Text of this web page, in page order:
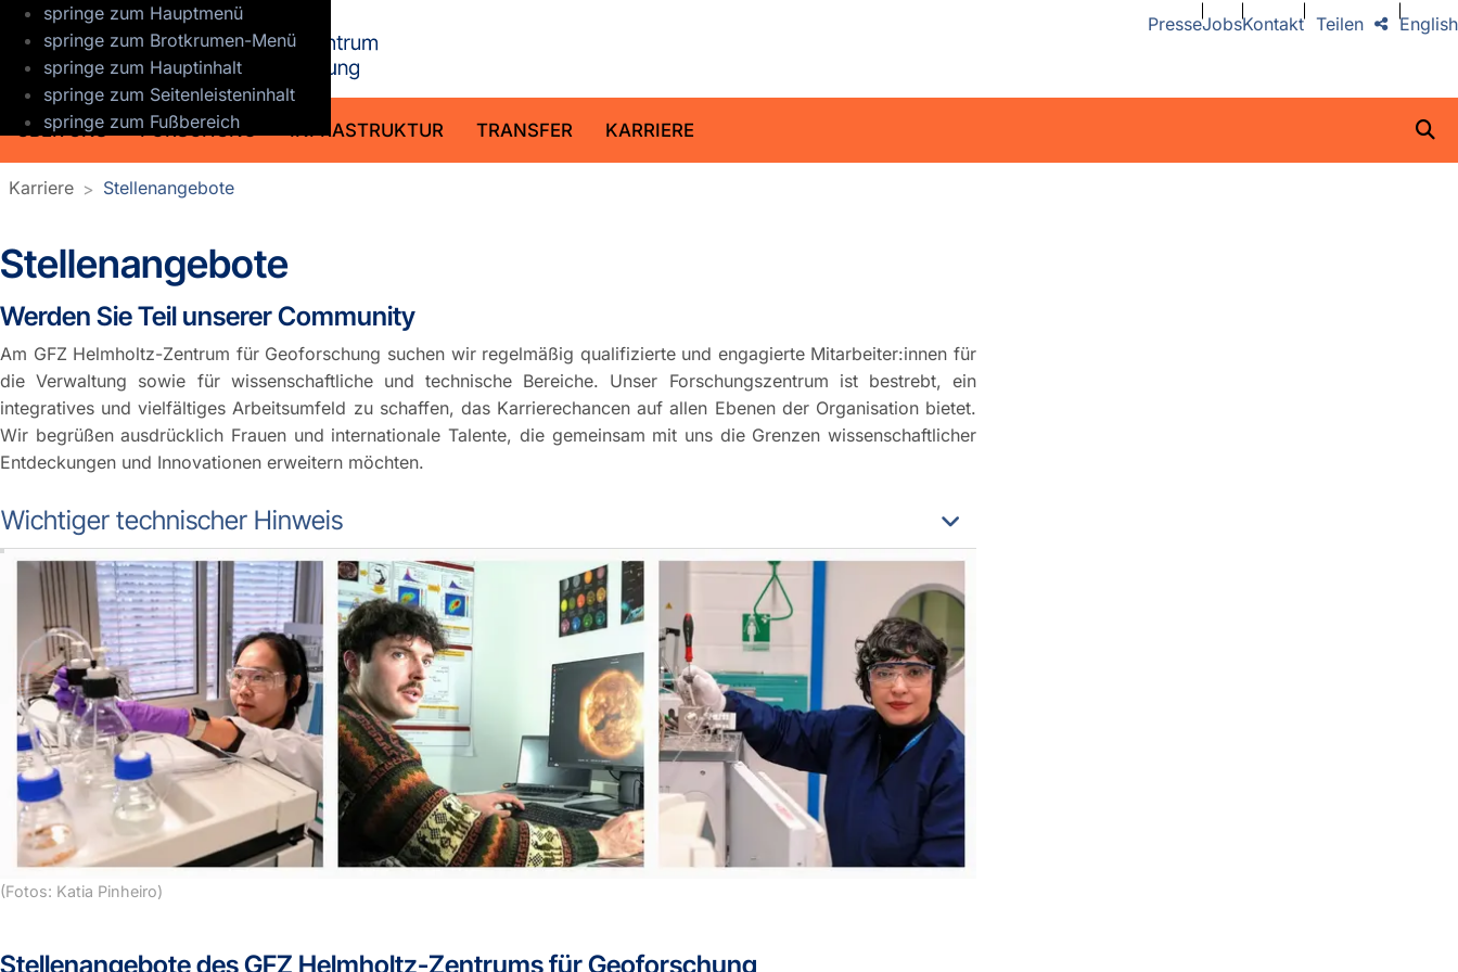
springe zum Hauptmenü
springe zum Brotkrumen-Menü
springe zum Hauptinhalt
springe zum Seitenleisteninhalt
springe zum Fußbereich
ÜBER UNS FORSCHUNG INFRASTRUKTUR TRANSFER KARRIERE
PresseJobsKontakt English
Teilen
Karriere Stellenangebote
Stellenangebote
Werden Sie Teil unserer Community
Am GFZ Helmholtz-Zentrum für Geoforschung suchen wir regelmäßig qualifizierte und engagierte Mitarbeiter:innen für
die Verwaltung sowie für wissenschaftliche und technische Bereiche. Unser Forschungszentrum ist bestrebt, ein
integratives und vielfältiges Arbeitsumfeld zu schaffen, das Karrierechancen auf allen Ebenen der Organisation bietet.
Wir begrüßen ausdrücklich Frauen und internationale Talente, die gemeinsam mit uns die Grenzen wissenschaftlicher
Entdeckungen und Innovationen erweitern möchten.
Wichtiger technischer Hinweis
(Fotos: Katia Pinheiro)
Stellenangebote des GFZ Helmholtz-Zentrums für Geoforschung